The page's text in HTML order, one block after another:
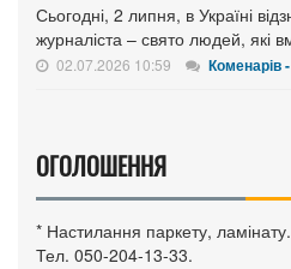
Сьогодні, 2 липня, в Україні
журналіста – свято людей, які
02.07.2026 10:59 Коменарів
ОГОЛОШЕННЯ
* Настилання паркету,
Тел. 050-204-13-33.